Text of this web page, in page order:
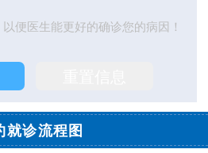
便医生能更好的确诊您的病因！
就诊流程图